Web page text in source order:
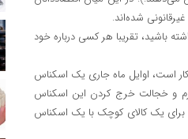
شده‌اند.
می‌گوید: اگر اسکناس ۱۰۰دلاری در دست داشته باشید، تقریبا هر کسی درباره خود
است، اوایل ماه جاری یک اسکناس
شرم و خجالت خرج کردن این اسکناس
برای یک کالای کوچک با یک اسکناس